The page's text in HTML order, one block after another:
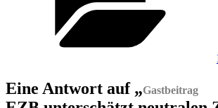
Eine Antwort auf „Gastbeitrag